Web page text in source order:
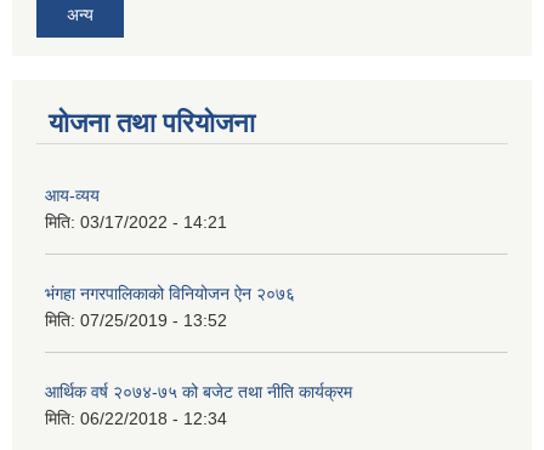
अन्य
योजना तथा परियोजना
आय-व्यय
मिति: 03/17/2022 - 14:21
भंगहा नगरपालिकाको विनियोजन ऐन २०७६
मिति: 07/25/2019 - 13:52
आर्थिक वर्ष २०७४-७५ को बजेट तथा नीति कार्यक्रम
मिति: 06/22/2018 - 12:34